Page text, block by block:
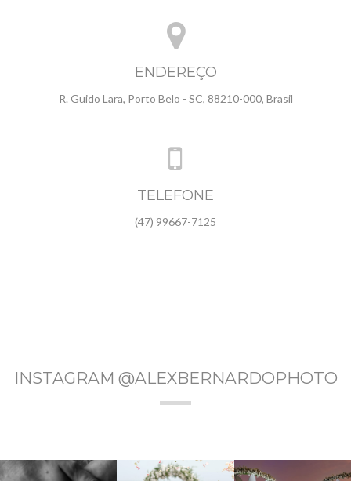
ENDEREÇO
R. Guido Lara, Porto Belo - SC, 88210-000, Brasil
TELEFONE
(47) 99667-7125
INSTAGRAM @ALEXBERNARDOPHOTO